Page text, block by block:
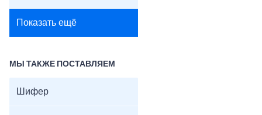
Показать ещё
МЫ ТАКЖЕ ПОСТАВЛЯЕМ
Шифер